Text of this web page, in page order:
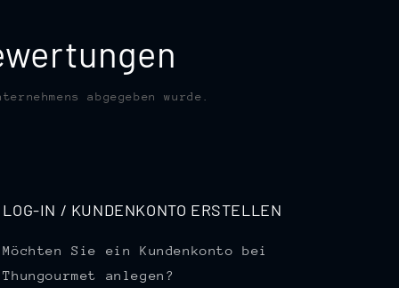
abgegeben wurde.
LOG-IN / KUNDENKONTO ERSTELLEN
Möchten Sie ein Kundenkonto bei
Thungourmet anlegen?